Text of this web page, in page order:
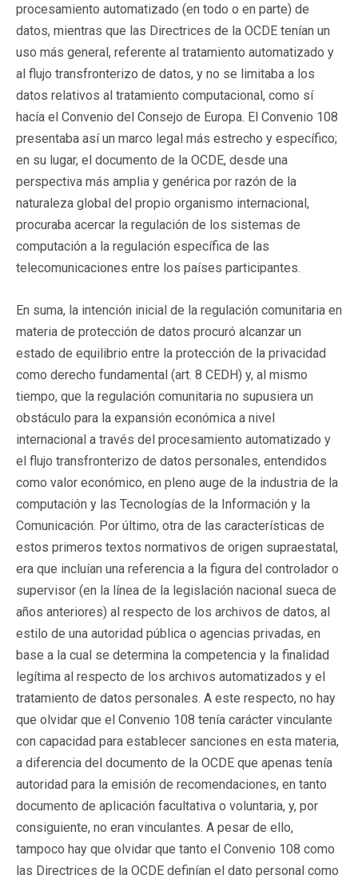
procesamiento automatizado (en todo o en parte) de
datos, mientras que las Directrices de la OCDE tenían un
uso más general, referente al tratamiento automatizado y
al flujo transfronterizo de datos, y no se limitaba a los
datos relativos al tratamiento computacional, como sí
hacía el Convenio del Consejo de Europa. El Convenio 108
presentaba así un marco legal más estrecho y específico;
en su lugar, el documento de la OCDE, desde una
perspectiva más amplia y genérica por razón de la
naturaleza global del propio organismo internacional,
procuraba acercar la regulación de los sistemas de
computación a la regulación específica de las
telecomunicaciones entre los países participantes.
En suma, la intención inicial de la regulación comunitaria en
materia de protección de datos procuró alcanzar un
estado de equilibrio entre la protección de la privacidad
como derecho fundamental (art. 8 CEDH) y, al mismo
tiempo, que la regulación comunitaria no supusiera un
obstáculo para la expansión económica a nivel
internacional a través del procesamiento automatizado y
el flujo transfronterizo de datos personales, entendidos
como valor económico, en pleno auge de la industria de la
computación y las Tecnologías de la Información y la
Comunicación. Por último, otra de las características de
estos primeros textos normativos de origen supraestatal,
era que incluían una referencia a la figura del controlador o
supervisor (en la línea de la legislación nacional sueca de
años anteriores) al respecto de los archivos de datos, al
estilo de una autoridad pública o agencias privadas, en
base a la cual se determina la competencia y la finalidad
legítima al respecto de los archivos automatizados y el
tratamiento de datos personales. A este respecto, no hay
que olvidar que el Convenio 108 tenía carácter vinculante
con capacidad para establecer sanciones en esta materia,
a diferencia del documento de la OCDE que apenas tenía
autoridad para la emisión de recomendaciones, en tanto
documento de aplicación facultativa o voluntaria, y, por
consiguiente, no eran vinculantes. A pesar de ello,
tampoco hay que olvidar que tanto el Convenio 108 como
las Directrices de la OCDE definían el dato personal como